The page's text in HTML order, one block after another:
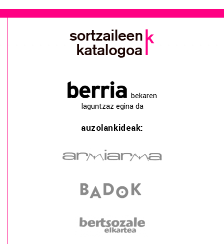
bekaren
laguntzaz egina da
auzolankideak: